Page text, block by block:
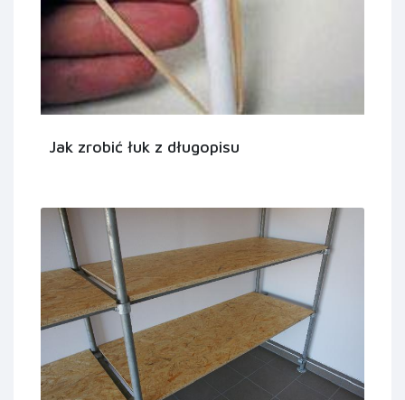
Jak zrobić łuk z długopisu